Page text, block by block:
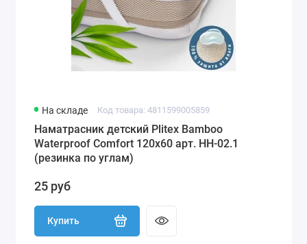
На складе Код товара: 4811599005859
Наматрасник детский Plitex Bamboo
Waterproof Comfort 120х60 арт. НН-02.1
(резинка по углам)
25 руб
Купить